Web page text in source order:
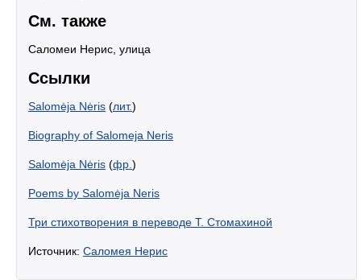
См. также
Саломеи Нерис, улица
Ссылки
Salomėja Nėris (лит.)
Biography of Salomeja Neris
Salomėja Nėris (фр.)
Poems by Salomėja Neris
Три стихотворения в переводе Т. Стомахиной
Источник: Саломея Нерис